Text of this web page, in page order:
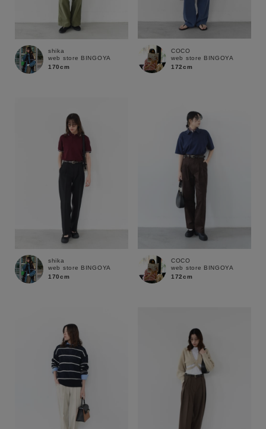
ブランド
shika
web store BINGOYA
170cm
COCO
web store BINGOYA
172cm
shika
web store BINGOYA
170cm
COCO
web store BINGOYA
172cm